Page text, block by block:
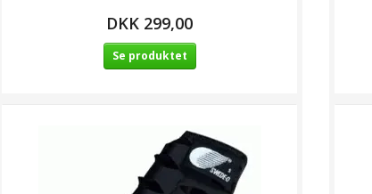
DKK 299,00
Se produktet